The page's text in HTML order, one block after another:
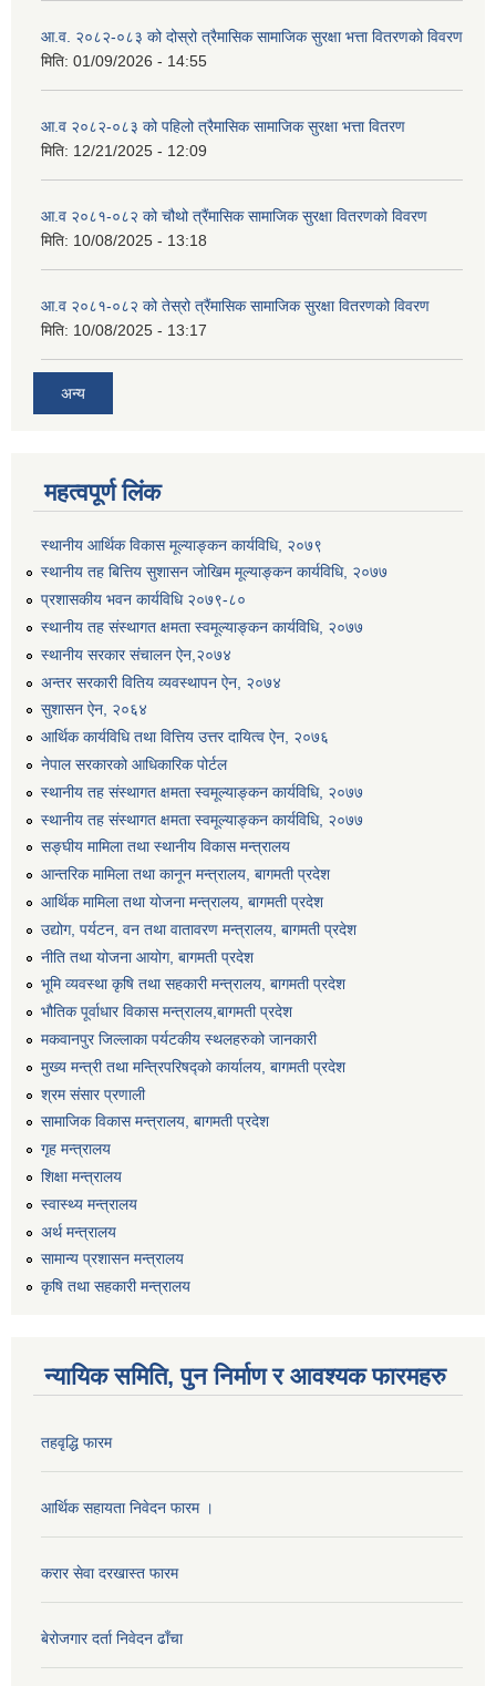
आ.व. २०८२-०८३ को दोस्रो त्रैमासिक सामाजिक सुरक्षा भत्ता वितरणको विवरण
मिति: 01/09/2026 - 14:55
आ.व २०८२-०८३ को पहिलो त्रैमासिक सामाजिक सुरक्षा भत्ता वितरण
मिति: 12/21/2025 - 12:09
आ.व २०८१-०८२ को चौथो त्रैंमासिक सामाजिक सुरक्षा वितरणको विवरण
मिति: 10/08/2025 - 13:18
आ.व २०८१-०८२ को तेस्रो त्रैंमासिक सामाजिक सुरक्षा वितरणको विवरण
मिति: 10/08/2025 - 13:17
अन्य
महत्वपूर्ण लिंक
स्थानीय आर्थिक विकास मूल्याङ्कन कार्यविधि, २०७९
स्थानीय तह बित्तिय सुशासन जोखिम मूल्याङ्कन कार्यविधि, २०७७
प्रशासकीय भवन कार्यविधि २०७९-८०
स्थानीय तह संस्थागत क्षमता स्वमूल्याङ्कन कार्यविधि, २०७७
स्थानीय सरकार संचालन ऐन,२०७४
अन्तर सरकारी वितिय व्यवस्थापन ऐन, २०७४
सुशासन ऐन, २०६४
आर्थिक कार्यविधि तथा वित्तिय उत्तर दायित्व ऐन, २०७६
नेपाल सरकारको आधिकारिक पोर्टल
स्थानीय तह संस्थागत क्षमता स्वमूल्याङ्कन कार्यविधि, २०७७
स्थानीय तह संस्थागत क्षमता स्वमूल्याङ्कन कार्यविधि, २०७७
सङ्घीय मामिला तथा स्थानीय विकास मन्त्रालय
आन्तरिक मामिला तथा कानून मन्त्रालय, बागमती प्रदेश
आर्थिक मामिला तथा योजना मन्त्रालय, बागमती प्रदेश
उद्योग, पर्यटन, वन तथा वातावरण मन्त्रालय, बागमती प्रदेश
नीति तथा योजना आयोग, बागमती प्रदेश
भूमि व्यवस्था कृषि तथा सहकारी मन्त्रालय, बागमती प्रदेश
भौतिक पूर्वाधार विकास मन्त्रालय,बागमती प्रदेश
मकवानपुर जिल्लाका पर्यटकीय स्थलहरुको जानकारी
मुख्य मन्त्री तथा मन्त्रिपरिषद्को कार्यालय, बागमती प्रदेश
श्रम संसार प्रणाली
सामाजिक विकास मन्त्रालय, बागमती प्रदेश
गृह मन्त्रालय
शिक्षा मन्त्रालय
स्वास्थ्य मन्त्रालय
अर्थ मन्त्रालय
सामान्य प्रशासन मन्त्रालय
कृषि तथा सहकारी मन्त्रालय
न्यायिक समिति, पुन निर्माण र आवश्यक फारमहरु
तहवृद्धि फारम
आर्थिक सहायता निवेदन फारम ।
करार सेवा दरखास्त फारम
बेरोजगार दर्ता निवेदन ढाँचा